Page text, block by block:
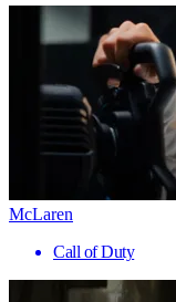
McLaren
Call of Duty